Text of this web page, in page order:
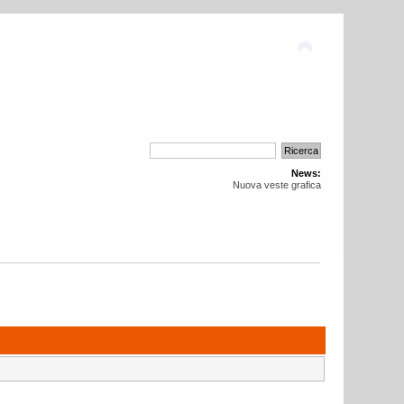
News:
Nuova veste grafica